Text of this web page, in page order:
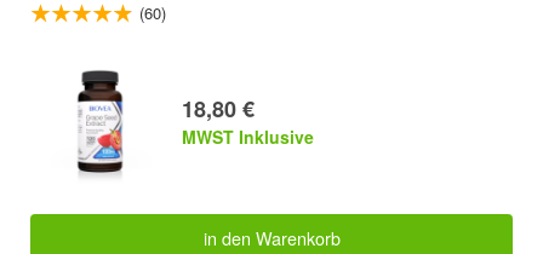
(60)
18,80 €
MWST Inklusive
in den Warenkorb